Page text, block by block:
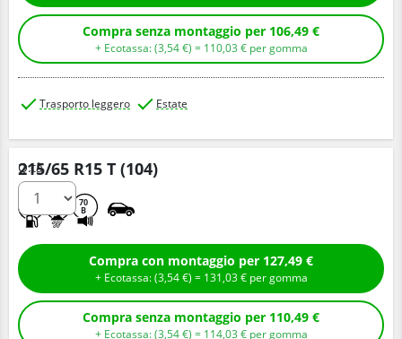
Compra senza montaggio per 106,49 €
+ Ecotassa: (3,54€ ) = 110,03 € per gomma
Trasporto leggero Estate
215/65 R15 T (104)
70
B
Q.tà
Compra con montaggio per 127,49 €
+ Ecotassa: (3,54€ ) = 131,03€ per gomma
Compra senza montaggio per 110,49 €
+ Ecotassa: (3,54€ ) = 114,03 € per gomma